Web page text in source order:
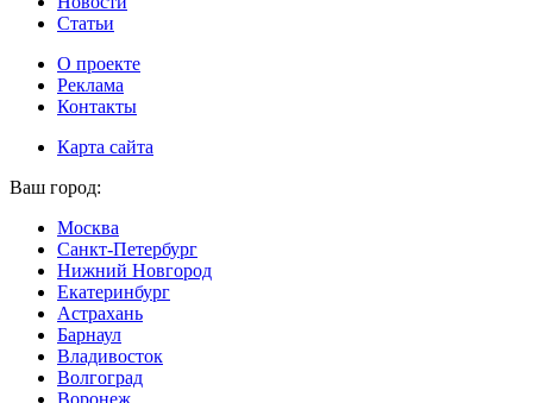
Статьи
О проекте
Реклама
Контакты
Карта сайта
Ваш город:
Москва
Санкт-Петербург
Нижний Новгород
Екатеринбург
Астрахань
Барнаул
Владивосток
Волгоград
Воронеж